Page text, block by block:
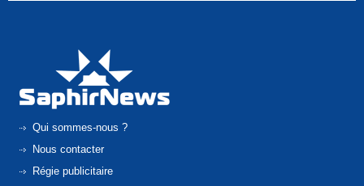
Qui sommes-nous ?
Nous contacter
Régie publicitaire